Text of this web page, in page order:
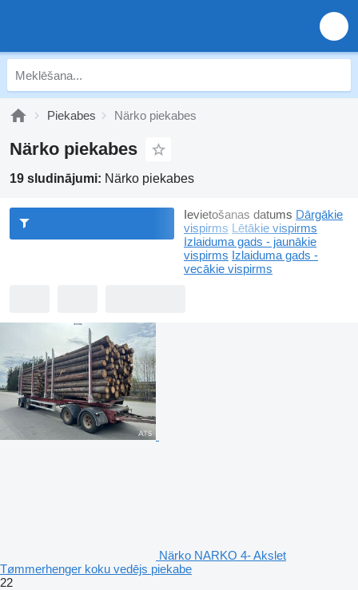
Piekabes Närko piekabes
Närko piekabes
19 sludinājumi: Närko piekabes
Ievietošanas datums Dārgākie
vispirms Lētākie vispirms
Izlaiduma gads - jaunākie
vispirms Izlaiduma gads -
vecākie vispirms
Närko NARKO 4- Akslet
Tømmerhenger koku vedējs piekabe
22